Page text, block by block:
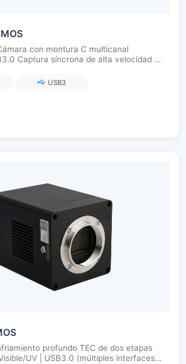
con montura C multicanal
Captura síncrona de alta velocidad |
USB3
profundo TEC de dos etapas
UV | USB3.0 (múltiples interfaces